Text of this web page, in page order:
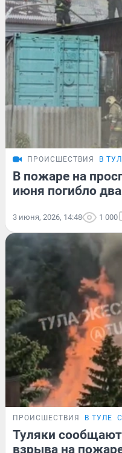
ПРОИСШЕСТВИЯ В
В пожаре на
июня погибло
3 июня, 2026, 14:48 1 000
ПРОИСШЕСТВИЯ В ТУЛЕ
Туляки
взрыва на